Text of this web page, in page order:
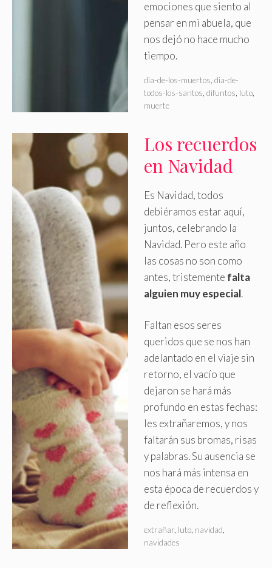
emociones que siento al
pensar en mi abuela, que
nos dejó no hace mucho
tiempo.
dia-de-los-muertos dia-de-
todos-los-santos difuntos luto,
muerte
Los recuerdos
en Navidad
Es Navidad, todos
debiéramos estar aquí,
juntos, celebrando la
Navidad.Pero este año
las cosas no son como
antes, tristemente falta
alguien muy especial.
Faltan esos seres
queridos que se nos han
adelantado en el viaje sin
retorno, el vacío que
dejaron se hará más
profundo en estas fechas:
les extrañaremos, y nos
faltarán sus bromas, risas
y palabras. Su ausencia se
nos hará más intensa en
esta época de recuerdos y
de reflexión.
extrañar, luto, navidad
navidades